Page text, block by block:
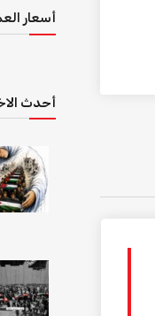
أسعار
أحدث